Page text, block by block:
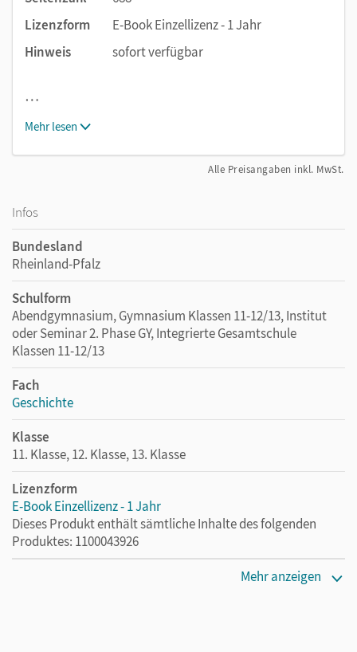
Lizenzform
E-Book Einzellizenz - 1 Jahr
Hinweis
sofort verfügbar
…
Mehr lesen
Alle Preisangaben inkl. MwSt.
Infos
Bundesland
Rheinland-Pfalz
Schulform
Abendgymnasium, Gymnasium Klassen 11-12/13, Institut
oder Seminar 2. Phase GY, Integrierte Gesamtschule
Klassen 11-12/13
Fach
Geschichte
Klasse
11. Klasse, 12. Klasse, 13. Klasse
Lizenzform
E-Book Einzellizenz - 1 Jahr
Dieses Produkt enthält sämtliche Inhalte des folgenden
Produktes: 1100043926
Mehr anzeigen